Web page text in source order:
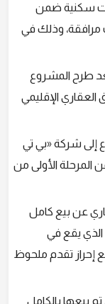
سكنية ضمن
وذلك في
طرح المشروع
الإقليمي
إلى شركة «بي تي
المرحلة الأولى من
عن بيع كامل
يقع في
إحراز تقدم ملحوظ
الأولى من المشروع 240 فيلا، تم بيعها بالكامل